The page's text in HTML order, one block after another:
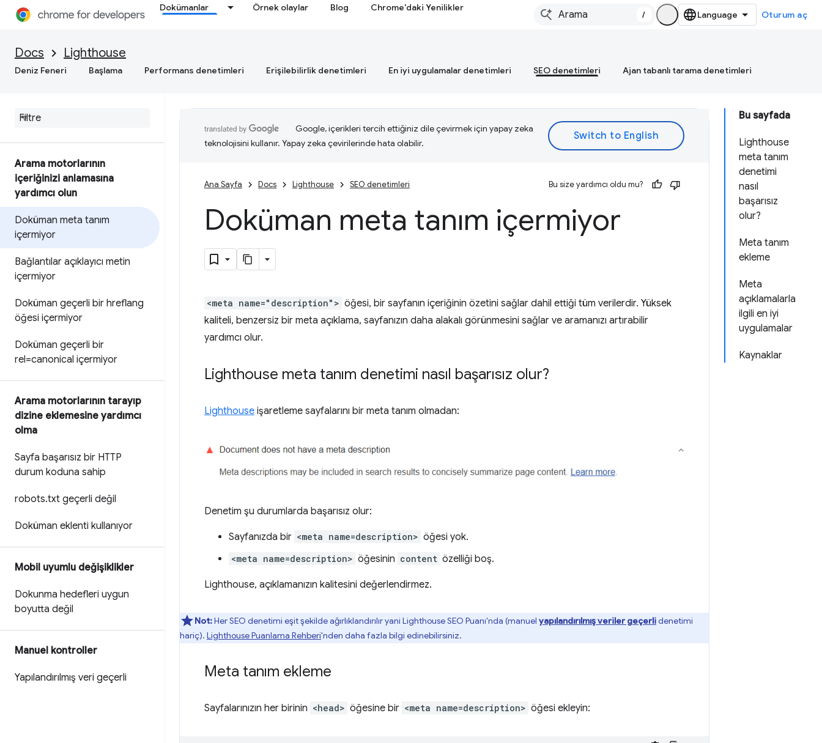
Dokümanlar Örnek olaylar Blog Chrome'daki Yenilikler
/ Oturum aç
Docs Lighthouse
Deniz Feneri Başlama Performans denetimleri Erişilebilirlik denetimleri En iyi uygulamalar denetimleri SEO denetimleri Ajan tabanlı tarama denetimleri
Arama motorlarının
içeriğinizi anlamasına
yardımcı olun
Doküman meta tanım
içermiyor
Bağlantılar açıklayıcı metin
içermiyor
Doküman geçerli bir hreflang
öğesi içermiyor
Doküman geçerli bir
rel=canonical içermiyor
Arama motorlarının tarayıp
dizine eklemesine yardımcı
olma
Sayfa başarısız bir HTTP
durum koduna sahip
robots.txt geçerli değil
Doküman eklenti kullanıyor
Mobil uyumlu değişiklikler
Dokunma hedefleri uygun
boyutta değil
Manuel kontroller
Yapılandırılmış veri geçerli
Bu sayfada
Lighthouse
meta tanım
denetimi
nasıl
başarısız
olur?
Meta tanım
ekleme
Meta
açıklamalarla
ilgili en iyi
uygulamalar
Kaynaklar
Google, içerikleri tercih ettiğiniz dile çevirmek için yapay zeka
teknolojisini kullanır. Yapay zeka çevirilerinde hata olabilir.
Ana Sayfa Docs Lighthouse SEO denetimleri Bu size yardımcı oldu mu?
Doküman meta tanım içermiyor
<meta name="description"> öğesi, bir sayfanın içeriğinin özetini sağlar dahil ettiği tüm verilerdir. Yüksek
kaliteli, benzersiz bir meta açıklama, sayfanızın daha alakalı görünmesini sağlar ve aramanızı artırabilir
yardımcı olur.
Lighthouse meta tanım denetimi nasıl başarısız olur?
Lighthouse işaretleme sayfalarını bir meta tanım olmadan:
Denetim şu durumlarda başarısız olur:
Sayfanızda bir <meta name=description> öğesi yok.
<meta name=description> öğesinin content özelliği boş.
Lighthouse, açıklamanızın kalitesini değerlendirmez.
Not:Her SEO denetimi eşit şekilde ağırlıklandırılır yani Lighthouse SEO Puanı'nda (manuel yapılandırılmış veriler geçerlidenetimi
hariç). Lighthouse Puanlama Rehberi'nden daha fazla bilgi edinebilirsiniz.
Meta tanım ekleme
Sayfalarınızın her birinin <head> öğesine bir <meta name=description> öğesi ekleyin: